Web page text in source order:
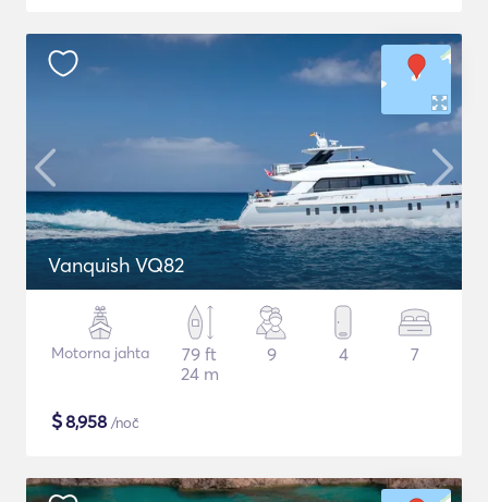
Vanquish VQ82
Motorna jahta
79 ft
24 m
9 4 7
$8,958 /noč